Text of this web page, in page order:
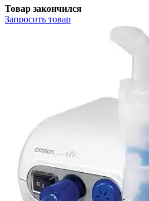
Товар закончился
Запросить товар